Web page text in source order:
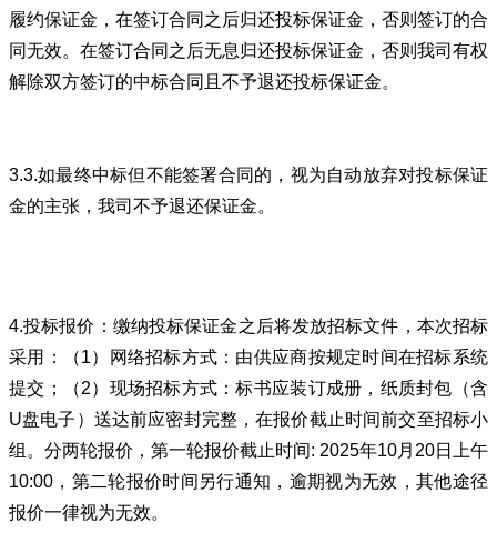
履约保证金，在签订合同之后归还投标保证金，否则签订的合
同无效。在签订合同之后无息归还投标保证金，否则我司有权
解除双方签订的中标合同且不予退还投标保证金。
3.3.如最终中标但不能签署合同的，视为自动放弃对投标保证
金的主张，我司不予退还保证金。
4.投标报价：缴纳投标保证金之后将发放招标文件，本次招标
采用：（1）网络招标方式：由供应商按规定时间在招标系统
提交；（2）现场招标方式：标书应装订成册，纸质封包（含
U盘电子）送达前应密封完整，在报价截止时间前交至招标小
组。分两轮报价，第一轮报价截止时间: 2025年10月20日上午
10:00，第二轮报价时间另行通知，逾期视为无效，其他途径
报价一律视为无效。